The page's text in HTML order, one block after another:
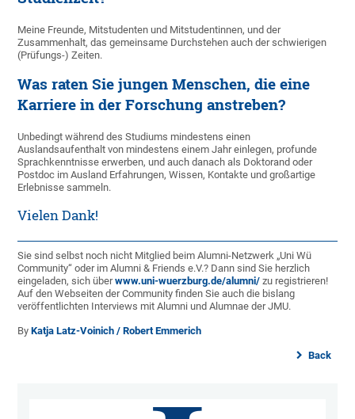
Meine Freunde, Mitstudenten und Mitstudentinnen, und der
Zusammenhalt, das gemeinsame Durchstehen auch der schwierigen
(Prüfungs-) Zeiten.
Was raten Sie jungen Menschen, die eine
Karriere in der Forschung anstreben?
Unbedingt während des Studiums mindestens einen
Auslandsaufenthalt von mindestens einem Jahr einlegen, profunde
Sprachkenntnisse erwerben, und auch danach als Doktorand oder
Postdoc im Ausland Erfahrungen, Wissen, Kontakte und großartige
Erlebnisse sammeln.
Vielen Dank!
Sie sind selbst noch nicht Mitglied beim Alumni-Netzwerk „Uni Wü
Community“ oder im Alumni & Friends e.V.? Dann sind Sie herzlich
eingeladen, sich überwww.uni-wuerzburg.de/alumni/ zu registrieren!
Auf den Webseiten der Community finden Sie auch die bislang
veröffentlichten Interviews mit Alumni und Alumnae der JMU.
ByKatja Latz-Voinich / Robert Emmerich
Back